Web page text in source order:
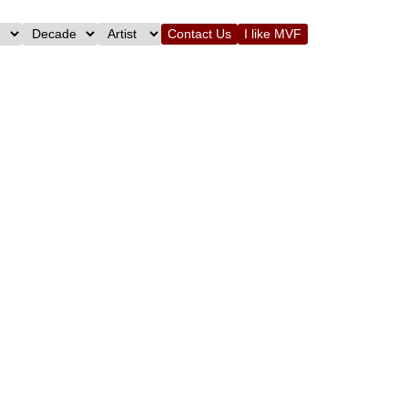
Contact Us I like MVF